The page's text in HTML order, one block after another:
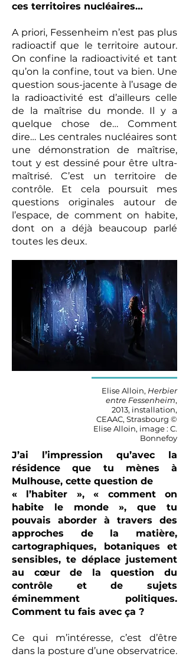
ces territoires nucléaires…
A priori, Fessenheim n’est pas plus
radioactif que le territoire autour.
On confine la radioactivité et tant
qu’on la confine, tout va bien. Une
question sous-jacente à l’usage de
la radioactivité est d’ailleurs celle
de la maîtrise du monde. Il y a
quelque chose de… Comment
dire… Les centrales nucléaires sont
une démonstration de maîtrise,
tout y est dessiné pour être ultra-
maîtrisé. C’est un territoire de
contrôle. Et cela poursuit mes
questions originales autour de
l’espace, de comment on habite,
dont on a déjà beaucoup parlé
toutes les deux.
Elise Alloin, Herbier
entre Fessenheim,
2013, installation,
CEAAC, Strasbourg ©
Elise Alloin, image : C.
Bonnefoy
J’ai l’impression qu’avec la
résidence que tu mènes à
Mulhouse, cette question de
« l’habiter », « comment on
habite le monde », que tu
pouvais aborder à travers des
approches de la matière,
cartographiques, botaniques et
sensibles, te déplace justement
au cœur de la question du
contrôle et de sujets
éminemment politiques.
Comment tu fais avec ça ?
Ce qui m’intéresse, c’est d’être
dans la posture d’une observatrice.